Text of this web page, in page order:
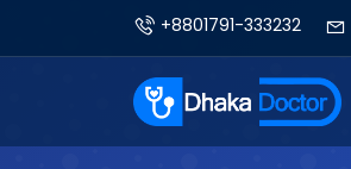
+8801791-333232